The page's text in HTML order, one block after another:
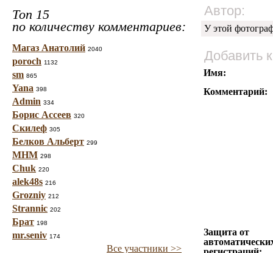
Топ 15
по количеству комментариев:
Магаз Анатолий 2040
poroch 1132
sm 865
Yana 398
Admin 334
Борис Ассеев 320
Скилеф 305
Белков Альберт 299
МНМ 298
Chuk 220
alek48s 216
Grozniy 212
Strannic 202
Брат 198
mr.seniv 174
Все участники >>
Автор:
У этой
Добавить
Имя:
Комментарий:
Защита от